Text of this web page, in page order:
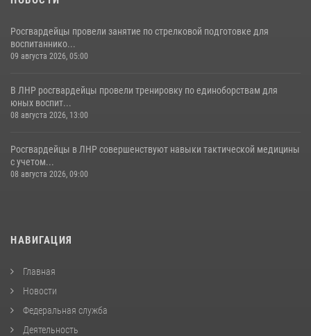
Росгвардейцы провели занятие по стрелковой подготовке для
воспитаннико...
09 августа 2026, 05:00
В ЛНР росгвардейцы провели тренировку по единоборствам для
юных воспит...
08 августа 2026, 13:00
Росгвардейцы в ЛНР совершенствуют навыки тактической медицины
с учетом...
08 августа 2026, 09:00
НАВИГАЦИЯ
Главная
Новости
Федеральная служба
Деятельность